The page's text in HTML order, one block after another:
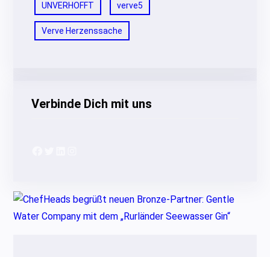
UNVERHOFFT verve5
Verve Herzenssache
Verbinde Dich mit uns